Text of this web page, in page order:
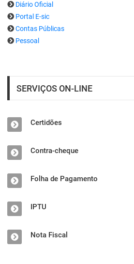
Diário Oficial
Portal E-sic
Contas Públicas
Pessoal
SERVIÇOS ON-LINE
Certidões
Contra-cheque
Folha de Pagamento
IPTU
Nota Fiscal